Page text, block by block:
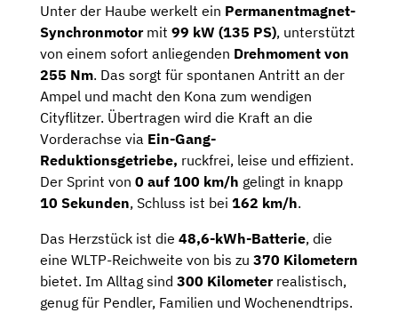
Unter der Haube werkelt ein Permanentmagnet-
Synchronmotormit 99 kW (135 PS), unterstützt
von einem sofort anliegenden Drehmoment von
255 Nm. Das sorgt für spontanen Antritt an der
Ampel und macht den Kona zum wendigen
Cityflitzer. Übertragen wird die Kraft an die
Vorderachse via Ein-Gang-
Reduktionsgetriebe, ruckfrei, leise und effizient.
Der Sprint von 0 auf 100 km/h gelingt in knapp
10 Sekunden, Schluss ist bei 162 km/h.
Das Herzstück ist die 48,6-kWh-Batterie, die
eine WLTP-Reichweite von bis zu 370 Kilometern
bietet. Im Alltag sind 300 Kilometerrealistisch,
genug für Pendler, Familien und Wochenendtrips.